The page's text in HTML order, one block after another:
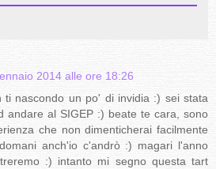
2014 alle ore 18:26
ti nascondo un po' di invidia :) sei stata
andare al SIGEP :) beate te cara, sono
che non dimenticherai facilmente
anch'io c'andrò :) magari l'anno
:) intanto mi segno questa tart